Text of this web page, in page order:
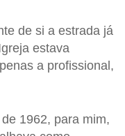
de si a estrada já
estava
a profissional,
1962, para mim,